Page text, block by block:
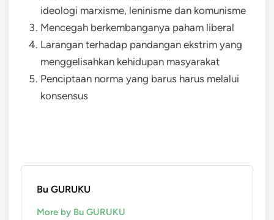
ideologi marxisme, leninisme dan komunisme
Mencegah berkembanganya paham liberal
Larangan terhadap pandangan ekstrim yang
menggelisahkan kehidupan masyarakat
Penciptaan norma yang barus harus melalui
konsensus
Bu GURUKU
More by Bu GURUKU